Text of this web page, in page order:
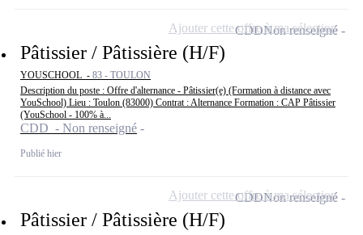
Pâtissier / Pâtissière (H/F)
YOUSCHOOL - 83 - TOULON
Description du poste : Offre d'alternance - Pâtissier(e) (Formation à distance avec
YouSchool) Lieu : Toulon (83000) Contrat : Alternance Formation : CAP Pâtissier
(YouSchool - 100% à...
CDD - Non renseigné
Publié hier
CDDNon renseigné
Ajouter cette offre à ma sélection
Pâtissier / Pâtissière (H/F)
CDDNon renseigné
Ajouter cette offre à ma sélection